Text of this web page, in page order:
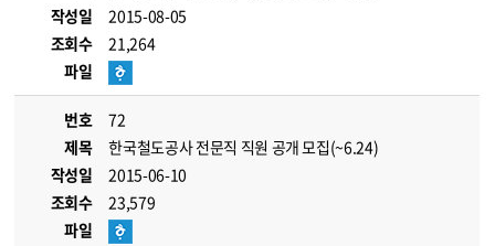
작성일
2015-08-05
조회수
21,264
파일
번호
72
제목
한국철도공사 전문직 직원 공개 모집(~6.24)
작성일
2015-06-10
조회수
23,579
파일